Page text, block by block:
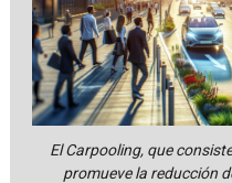
El Carpooling, que
promueve la reducción